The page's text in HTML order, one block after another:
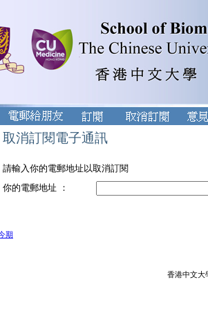
取消訂閱電子通訊
請輸入你的電郵地址以取消訂閱
你的電郵地址 ：
期
香港中文大